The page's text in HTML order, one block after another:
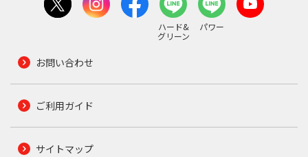
ハード&
グリーン
パワー
お問い合わせ
ご利用ガイド
サイトマップ